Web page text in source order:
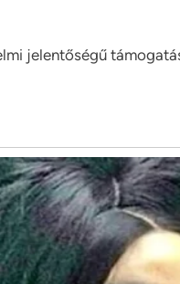
jelentőségű